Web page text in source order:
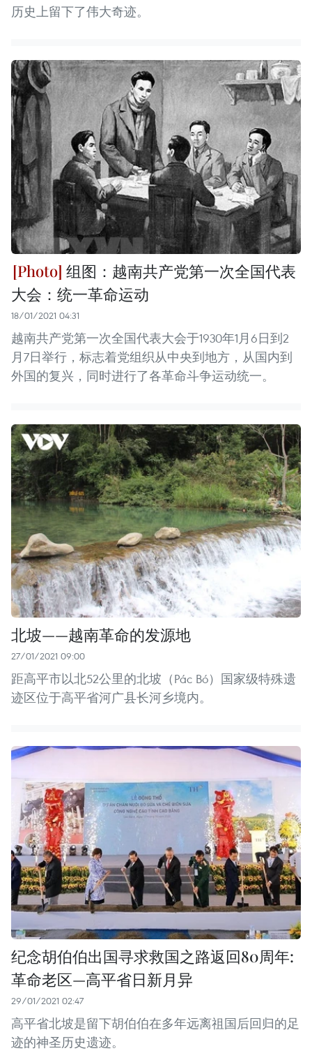
历史上留下了伟大奇迹。
组图：越南共产党第一次全国代表
大会：统一革命运动
18/01/2021 04:31
越南共产党第一次全国代表大会于1930年1月6日到2
月7日举行，标志着党组织从中央到地方，从国内到
外国的复兴，同时进行了各革命斗争运动统一。
北坡——越南革命的发源地
27/01/2021 09:00
距高平市以北52公里的北坡（Pác Bó）国家级特殊遗
迹区位于高平省河广县长河乡境内。
纪念胡伯伯出国寻求救国之路返回80周年:
革命老区—高平省日新月异
29/01/2021 02:47
高平省北坡是留下胡伯伯在多年远离祖国后回归的足
迹的神圣历史遗迹。